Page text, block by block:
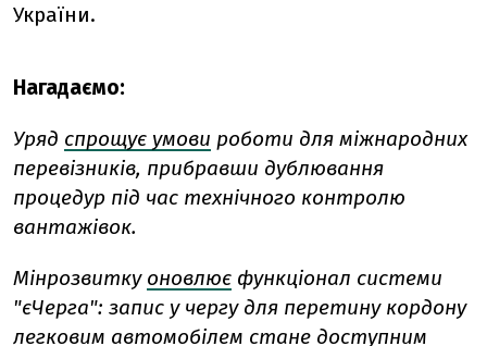
України.
Нагадаємо:
Уряд спрощує умови роботи для міжнародних
перевізників, прибравши дублювання
процедур під час технічного контролю
вантажівок.
Мінрозвитку оновлює функціонал системи
"єЧерга": запис у чергу для перетину кордону
легковим автомобілем стане доступним